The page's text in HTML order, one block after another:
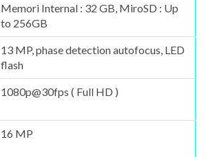
Memori Internal : 32 GB, MiroSD : Up
to 256GB
13 MP, phase detection autofocus, LED
flash
1080p@30fps ( Full HD )
16 MP